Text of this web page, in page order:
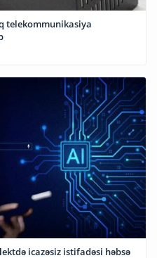
telekommunikasiya
icazəsiz istifadəsi həbsə